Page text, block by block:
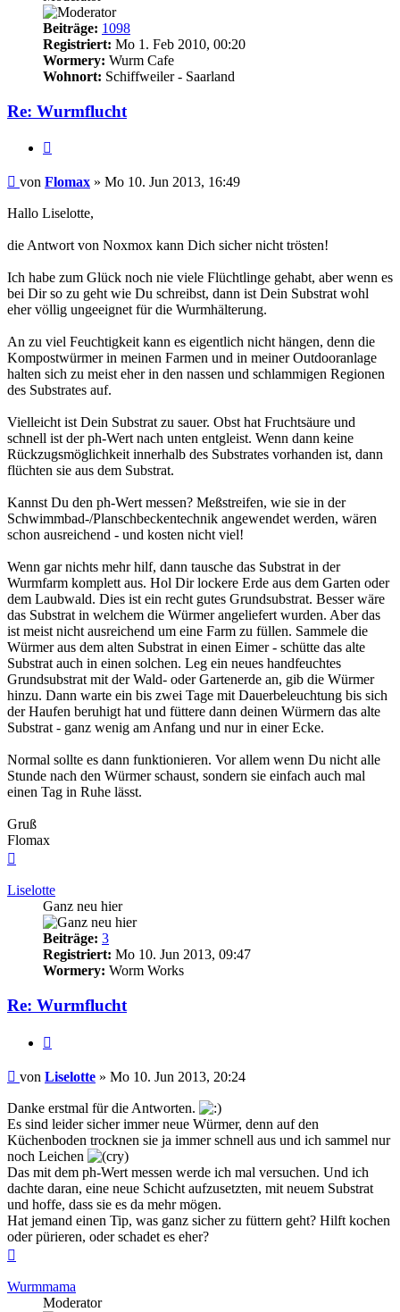
Beiträge: 1098
Registriert: Mo 1. Feb 2010, 00:20
Wormery: Wurm Cafe
Wohnort: Schiffweiler - Saarland
Re: Wurmflucht
Beitrag
von Flomax » Mo 10. Jun 2013, 16:49
Hallo Liselotte,
die Antwort von Noxmox kann Dich sicher nicht trösten!
Ich habe zum Glück noch nie viele Flüchtlinge gehabt, aber wenn es
bei Dir so zu geht wie Du schreibst, dann ist Dein Substrat wohl
eher völlig ungeeignet für die Wurmhälterung.
An zu viel Feuchtigkeit kann es eigentlich nicht hängen, denn die
Kompostwürmer in meinen Farmen und in meiner Outdooranlage
halten sich zu meist eher in den nassen und schlammigen Regionen
des Substrates auf.
Vielleicht ist Dein Substrat zu sauer. Obst hat Fruchtsäure und
schnell ist der ph-Wert nach unten entgleist. Wenn dann keine
Rückzugsmöglichkeit innerhalb des Substrates vorhanden ist, dann
flüchten sie aus dem Substrat.
Kannst Du den ph-Wert messen? Meßstreifen, wie sie in der
Schwimmbad-/Planschbeckentechnik angewendet werden, wären
schon ausreichend - und kosten nicht viel!
Wenn gar nichts mehr hilf, dann tausche das Substrat in der
Wurmfarm komplett aus. Hol Dir lockere Erde aus dem Garten oder
dem Laubwald. Dies ist ein recht gutes Grundsubstrat. Besser wäre
das Substrat in welchem die Würmer angeliefert wurden. Aber das
ist meist nicht ausreichend um eine Farm zu füllen. Sammele die
Würmer aus dem alten Substrat in einen Eimer - schütte das alte
Substrat auch in einen solchen. Leg ein neues handfeuchtes
Grundsubstrat mit der Wald- oder Gartenerde an, gib die Würmer
hinzu. Dann warte ein bis zwei Tage mit Dauerbeleuchtung bis sich
der Haufen beruhigt hat und füttere dann deinen Würmern das alte
Substrat - ganz wenig am Anfang und nur in einer Ecke.
Normal sollte es dann funktionieren. Vor allem wenn Du nicht alle
Stunde nach den Würmer schaust, sondern sie einfach auch mal
einen Tag in Ruhe lässt.
Gruß
Flomax
Liselotte
Ganz neu hier
Beiträge: 3
Registriert: Mo 10. Jun 2013, 09:47
Wormery: Worm Works
Re: Wurmflucht
Beitrag
von Liselotte » Mo 10. Jun 2013, 20:24
Danke erstmal für die Antworten.
Es sind leider sicher immer neue Würmer, denn auf den
Küchenboden trocknen sie ja immer schnell aus und ich sammel nur
noch Leichen
Das mit dem ph-Wert messen werde ich mal versuchen. Und ich
dachte daran, eine neue Schicht aufzusetzten, mit neuem Substrat
und hoffe, dass sie es da mehr mögen.
Hat jemand einen Tip, was ganz sicher zu füttern geht? Hilft kochen
oder pürieren, oder schadet es eher?
Wurmmama
Moderator